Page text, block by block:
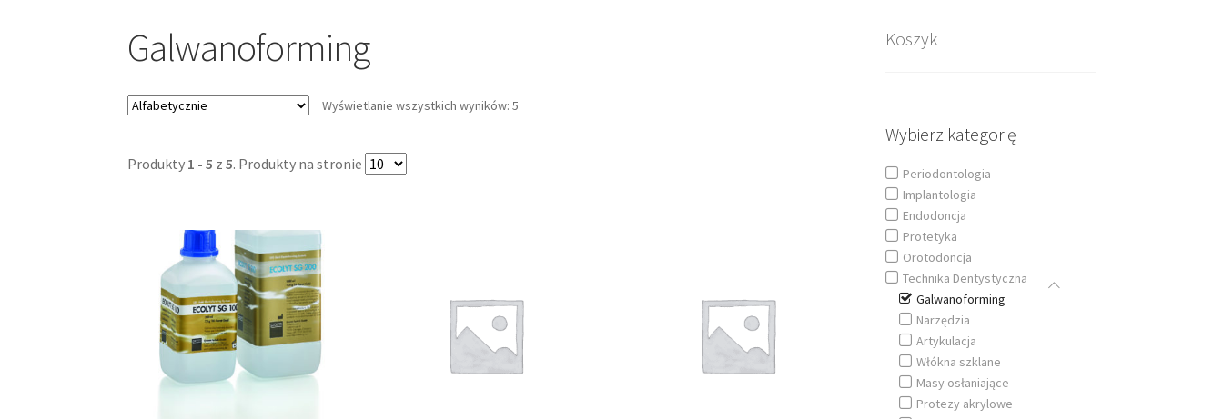
Galwanoforming
Wyświetlanie wszystkich wyników: 5
Produkty 1 - 5 z5. Produkty na stronie
Koszyk
Wybierz kategorię
Periodontologia
Implantologia
Endodoncja
Protetyka
Orotodoncja
Technika Dentystyczna
Galwanoforming
Narzędzia
Artykulacja
Włókna szklane
Masy osłaniające
Protezy akrylowe